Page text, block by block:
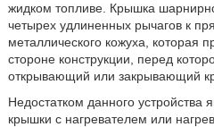
жидком топливе. Крышка
четырех удлиненных рычагов к
металлического кожуха, которая
стороне конструкции, перед
открывающий или закрывающий
Недостатком данного устройства
крышки с нагревателем или